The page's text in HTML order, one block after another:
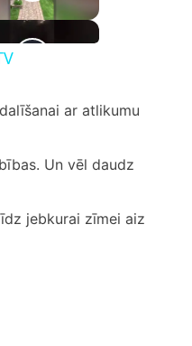
ar atlikumu
Un vēl daudz
jebkurai zīmei aiz